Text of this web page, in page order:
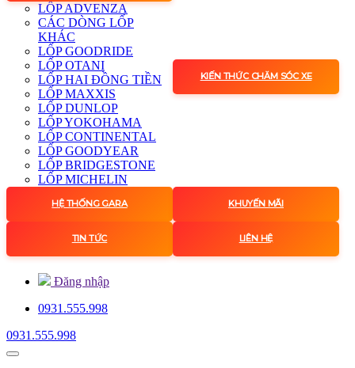
LỐP ADVENZA
CÁC DÒNG LỐP
KHÁC
LỐP GOODRIDE
LỐP OTANI
LỐP HAI ĐỒNG TIỀN
LỐP MAXXIS
LỐP DUNLOP
LỐP YOKOHAMA
LỐP CONTINENTAL
LỐP GOODYEAR
LỐP BRIDGESTONE
LỐP MICHELIN
KIẾN THỨC CHĂM SÓC XE
HỆ THỐNG GARA KHUYẾN MÃI
TIN TỨC LIÊN HỆ
Đăng nhập
0931.555.998
0931.555.998